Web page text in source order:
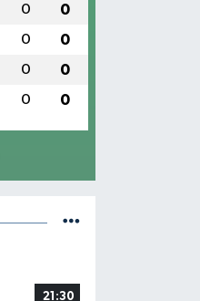
0 0
0 0
0 0
0 0
21:30